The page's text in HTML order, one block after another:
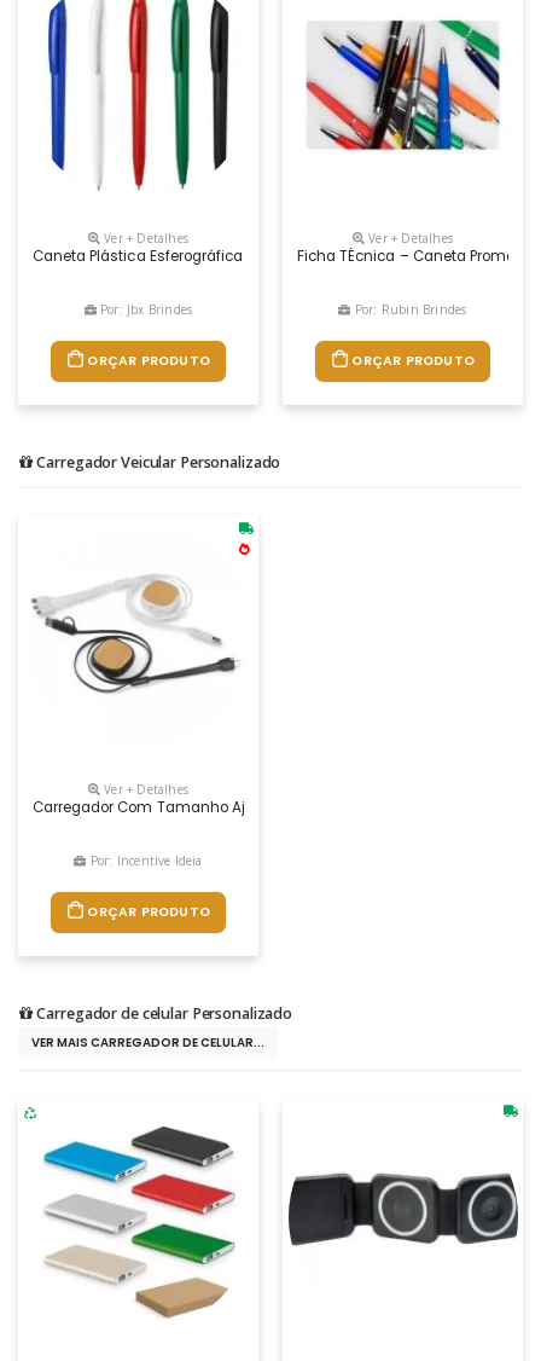
Ver + Detalhes
Caneta Plástica Esferográfica Retrátil Escrita Em Azul
Por: Jbx Brindes
ORÇAR PRODUTO
Ver + Detalhes
Ficha TÉcnica – Caneta
Por: Rubin Brindes
ORÇAR PRODUTO
Carregador Veicular Personalizado
Ver + Detalhes
Carregador Com Tamanho Ajustável Em Plástico Com Detalhe Em
Por: Incentive Ideia
ORÇAR PRODUTO
Carregador de celular Personalizado
VER MAIS CARREGADOR DE CELULAR...